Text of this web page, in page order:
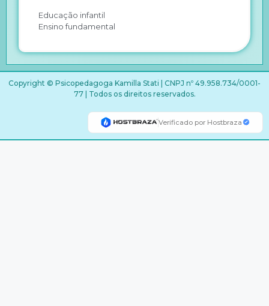
Educação infantil
Ensino fundamental
Copyright © Psicopedagoga Kamilla Stati | CNPJ nº 49.958.734/0001-
77 | Todos os direitos reservados.